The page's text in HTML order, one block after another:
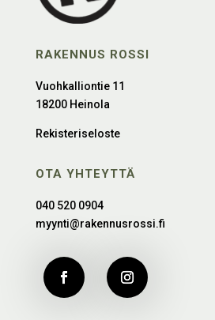
RAKENNUS ROSSI
Vuohkalliontie 11
18200 Heinola
Rekisteriseloste
OTA YHTEYTTÄ
040 520 0904
myynti@rakennusrossi.fi